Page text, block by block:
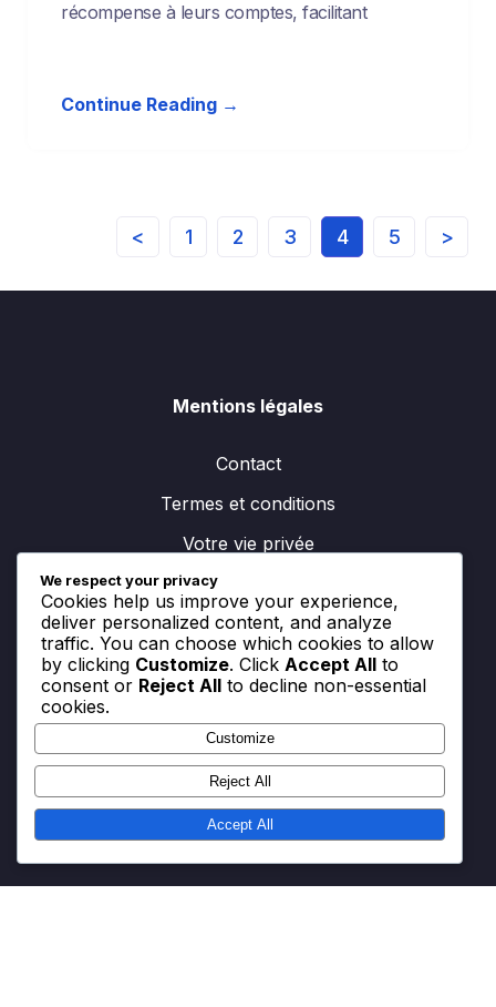
récompense à leurs comptes, facilitant
Continue Reading →
< 1 2 3 4 5 >
Mentions légales
Contact
Termes et conditions
Votre vie privée
Cookies et suivi
À propos
Search
We respect your privacy
Cookies help us improve your experience,
deliver personalized content, and analyze
traffic. You can choose which cookies to allow
by clicking Customize. Click Accept All to
consent or Reject All to decline non-essential
cookies.
Customize
Reject All
Accept All